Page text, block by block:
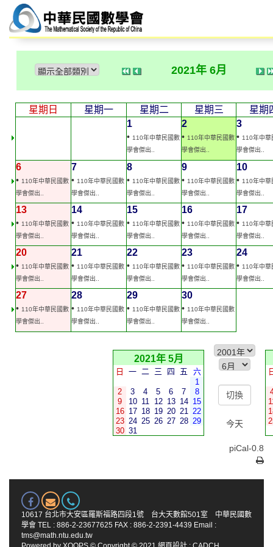
2021年 6月
星期日 星期一 星期二 星期三
星期
1
• 110年中華民國數
學會傑出..
2
• 110年中華民國數
學會傑出..
3
• 110年中華
學會傑出..
6
• 110年中華民國數
學會傑出..
7
• 110年中華民國數
學會傑出..
8
• 110年中華民國數
學會傑出..
9
• 110年中華民國數
學會傑出..
10
• 110年中華
學會傑出..
13
• 110年中華民國數
學會傑出..
14
• 110年中華民國數
學會傑出..
15
• 110年中華民國數
學會傑出..
16
• 110年中華民國數
學會傑出..
17
• 110年中華
學會傑出..
20
• 110年中華民國數
學會傑出..
21
• 110年中華民國數
學會傑出..
22
• 110年中華民國數
學會傑出..
23
• 110年中華民國數
學會傑出..
24
• 110年中華
學會傑出..
27
• 110年中華民國數
學會傑出..
28
• 110年中華民國數
學會傑出..
29
• 110年中華民國數
學會傑出..
30
• 110年中華民國數
學會傑出..
2021年 5月
日 一 二 三 四 五
六
1
2
3 4 5 6 7
8
9
10 11 12 13 14 15
16 17 18 19 20 21 22
23 24 25 26 27 28 29
30 31
今天
piCal-0.8
10617 台北市大安區羅斯福路四段1號 台大天數館501室 中華民國數
學會 TEL : 886-2-23677625 FAX : 886-2-2391-4439 Email :
tms@math.ntu.edu.tw